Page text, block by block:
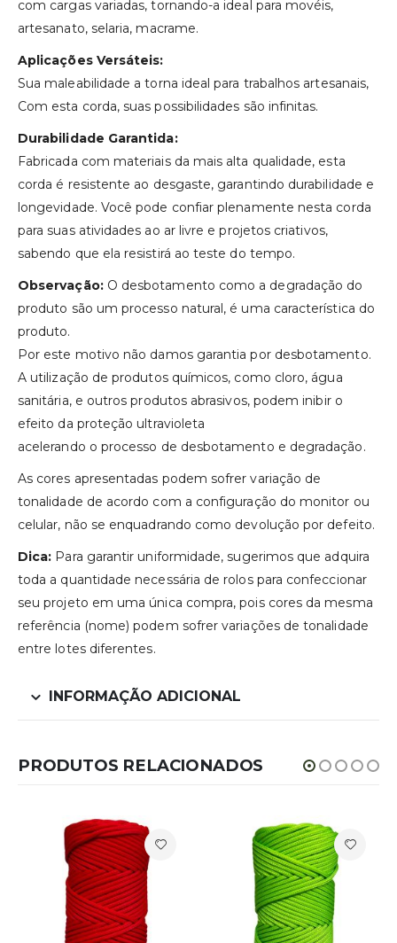
com cargas variadas, tornando-a ideal para movéis,
artesanato, selaria, macrame.
Aplicações Versáteis:
Sua maleabilidade a torna ideal para trabalhos artesanais,
Com esta corda, suas possibilidades são infinitas.
Durabilidade Garantida:
Fabricada com materiais da mais alta qualidade, esta
corda é resistente ao desgaste, garantindo durabilidade e
longevidade. Você pode confiar plenamente nesta corda
para suas atividades ao ar livre e projetos criativos,
sabendo que ela resistirá ao teste do tempo.
Observação:O desbotamento como a degradação do
produto são um processo natural, é uma característica do
produto.
Por este motivo não damos garantia por desbotamento.
A utilização de produtos químicos, como cloro, água
sanitária, e outros produtos abrasivos, podem inibir o
efeito da proteção ultravioleta
acelerando o processo de desbotamento e degradação.
As cores apresentadas podem sofrer variação de
tonalidade de acordo com a configuração do monitor ou
celular, não se enquadrando como devolução por defeito.
Dica: Para garantir uniformidade, sugerimos que adquira
toda a quantidade necessária de rolos para confeccionar
seu projeto em uma única compra, pois cores da mesma
referência (nome) podem sofrer variações de tonalidade
entre lotes diferentes.
INFORMAÇÃO ADICIONAL
PRODUTOS RELACIONADOS